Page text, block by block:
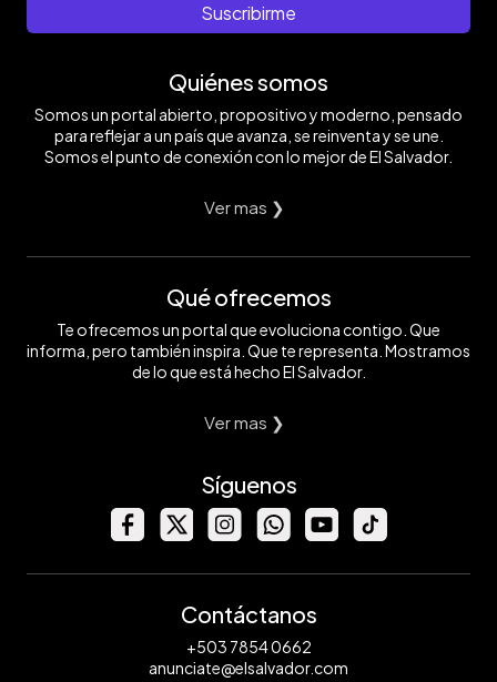
Suscribirme
Quiénes somos
Somos un portal abierto, propositivo y moderno, pensado
para reflejar a un país que avanza, se reinventa y se une.
Somos el punto de conexión con lo mejor de El Salvador.
Ver mas ❯
Qué ofrecemos
Te ofrecemos un portal que evoluciona contigo. Que
informa, pero también inspira. Que te representa. Mostramos
de lo que está hecho El Salvador.
Ver mas ❯
Síguenos
Contáctanos
+503 7854 0662
anunciate@elsalvador.com